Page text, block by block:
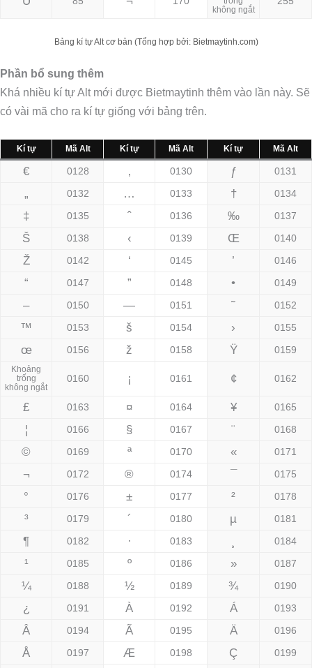
không ngắt
Bảng kí tự Alt cơ bản (Tổng hợp bởi: Bietmaytinh.com)
Phần bổ sung thêm
Khá nhiều kí tự Alt mới được Bietmaytinh thêm vào lần này. Sẽ
có vài mã cho ra kí tự giống với bảng trên.
Kí tự Mã Alt Kí tự Mã Alt Kí tự Mã Alt
€ 0128 ‚ 0130 ƒ 0131
„ 0132 … 0133 † 0134
‡ 0135 ˆ 0136 ‰ 0137
Š 0138 ‹ 0139 Œ 0140
Ž 0142 ‘ 0145 ’ 0146
“ 0147 ” 0148 • 0149
– 0150 — 0151 ˜ 0152
™ 0153 š 0154 › 0155
œ 0156 ž 0158 Ÿ 0159
Khoảng
trống
không ngắt
0160 ¡ 0161 ¢ 0162
£ 0163 ¤ 0164 ¥ 0165
¦ 0166 § 0167 ¨ 0168
© 0169 ª 0170 « 0171
¬ 0172 ® 0174 0175
° 0176 ± 0177 ² 0178
³ 0179 ´ 0180 µ 0181
¶ 0182 · 0183 0184
¹ 0185 º 0186 » 0187
¼ 0188 ½ 0189 ¾ 0190
¿ 0191 À 0192 Á 0193
Â 0194 Ã 0195 Ä 0196
Å 0197 Æ 0198 Ç 0199